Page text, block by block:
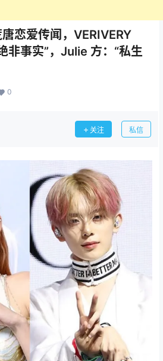
恋爱传闻，VERIVERY
非事实”，Julie 方：“私生
0
关注 私信